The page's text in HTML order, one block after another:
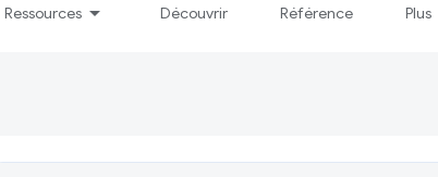
Ressources Découvrir Référence Plus